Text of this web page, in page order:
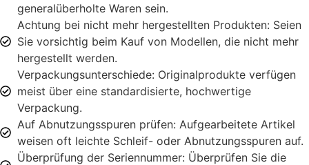
generalüberholte Waren sein.
Achtung bei nicht mehr hergestellten Produkten: Seien
Sie vorsichtig beim Kauf von Modellen, die nicht mehr
hergestellt werden.
Verpackungsunterschiede: Originalprodukte verfügen
meist über eine standardisierte, hochwertige
Verpackung.
Auf Abnutzungsspuren prüfen: Aufgearbeitete Artikel
weisen oft leichte Schleif- oder Abnutzungsspuren auf.
Überprüfung der Seriennummer: Überprüfen Sie die